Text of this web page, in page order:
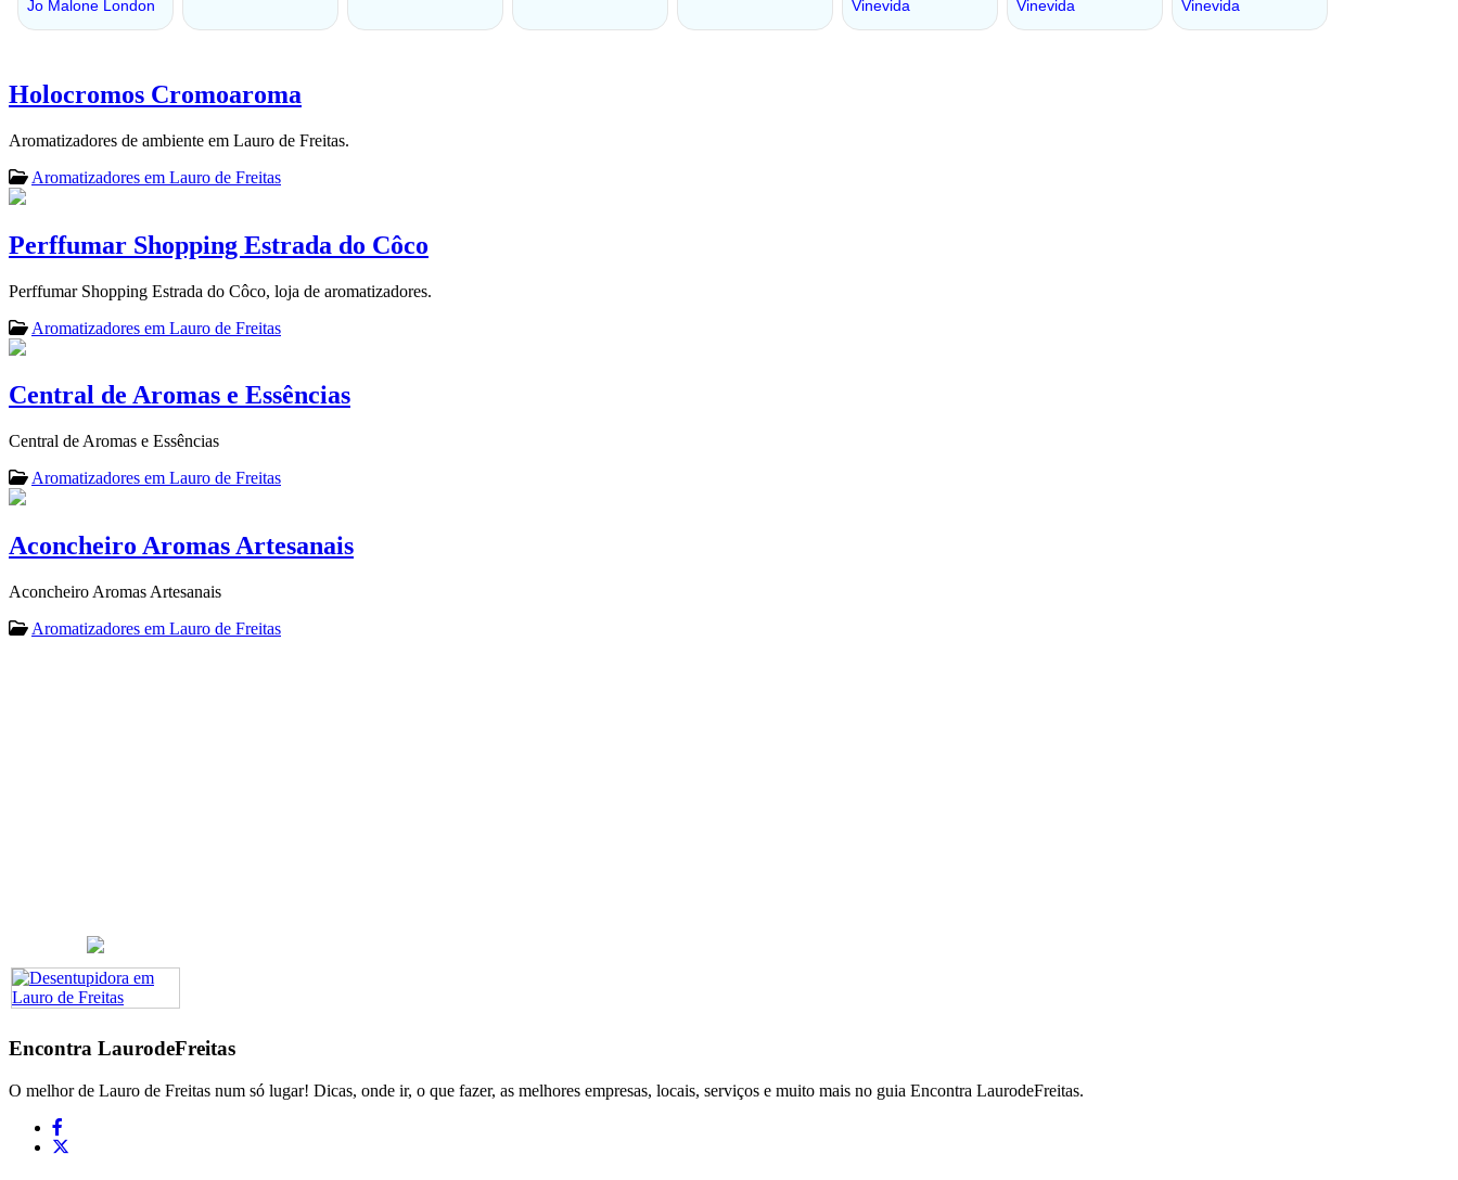
Holocromos Cromoaroma
Aromatizadores de ambiente em Lauro de Freitas.
Aromatizadores em Lauro de Freitas
Perffumar Shopping Estrada do Côco
Perffumar Shopping Estrada do Côco, loja de aromatizadores.
Aromatizadores em Lauro de Freitas
Central de Aromas e Essências
Central de Aromas e Essências
Aromatizadores em Lauro de Freitas
Aconcheiro Aromas Artesanais
Aconcheiro Aromas Artesanais
Aromatizadores em Lauro de Freitas
Encontra LaurodeFreitas
O melhor de Lauro de Freitas num só lugar! Dicas, onde ir, o que fazer, as melhores empresas, locais, serviços e muito mais no guia Encontra LaurodeFreitas.